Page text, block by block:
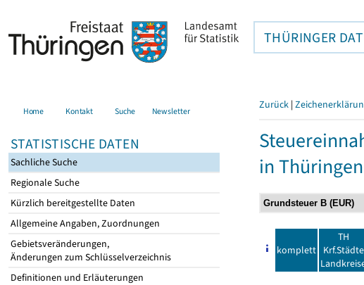
THÜRINGER
Home Kontakt Suche Newsletter
STATISTISCHE DATEN
Sachliche Suche
Regionale Suche
Kürzlich bereitgestellte Daten
Allgemeine Angaben, Zuordnungen
Gebietsveränderungen,
Änderungen zum Schlüsselverzeichnis
Definitionen und Erläuterungen
Zurück |
in Thüringen
komplett
TH
Krf.Städte